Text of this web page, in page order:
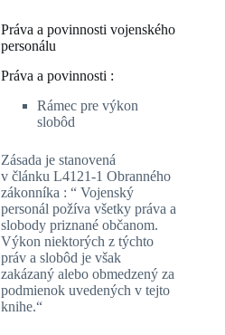
Práva a povinnosti vojenského
personálu
Práva a povinnosti :
Rámec pre výkon
slobôd
Zásada je stanovená
v článku L4121-1 Obranného
zákonníka : “ Vojenský
personál požíva všetky práva a
slobody priznané občanom.
Výkon niektorých z týchto
práv a slobôd je však
zakázaný alebo obmedzený za
podmienok uvedených v tejto
knihe.“